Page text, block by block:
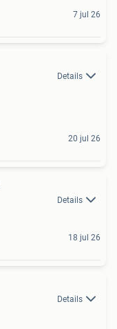
7 jul 26
Details
20 jul 26
Details
18 jul 26
Details